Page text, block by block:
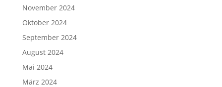
November 2024
Oktober 2024
September 2024
August 2024
Mai 2024
März 2024